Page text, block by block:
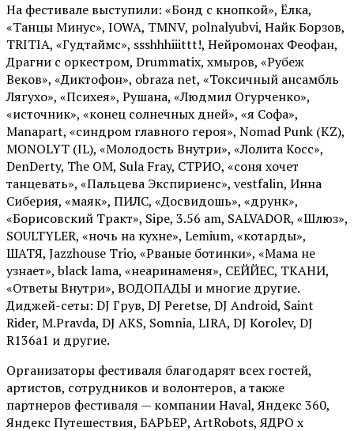
На фестивале выступили: «Бонд с кнопкой», Ёлка,
«Танцы Минус», IOWA, TMNV, polnalyubvi, Найк Борзов,
TRITIA, «Гудтаймс», ssshhhiiittt!, Нейромонах Феофан,
Драгни с оркестром, Drummatix, хмыров, «Рубеж
Веков», «Диктофон», obraza net, «Токсичный ансамбль
Лягухо», «Психея», Рушана, «Людмил Огурченко»,
«источник», «конец солнечных дней», «я Софа»,
Manapart, «синдром главного героя», Nomad Punk (KZ),
MONOLYT (IL), «Молодость Внутри», «Лолита Косс»,
DenDerty, The OM, Sula Fray, СТРИО, «соня хочет
танцевать», «Пальцева Экспириенс», vestfalin, Инна
Сиберия, «маяк», ПИЛС, «Досвидошь», «друнк»,
«Борисовский Тракт», Sipe, 3.56 am, SALVADOR, «Шлюз»,
SOULTYLER, «ночь на кухне», Lemium, «котарды»,
ШАТЯ, Jazzhouse Trio, «Рваные ботинки», «Мама не
узнает», black lama, «неаринаменя», СЕЙЙЕС, ТКАНИ,
«Ответы Внутри», ВОДОПАДЫ и многие другие.
Диджей-сеты: DJ Грув, DJ Peretse, DJ Android, Saint
Rider, М.Pravda, DJ AKS, Somnia, LIRA, DJ Korolev, DJ
R136a1 и другие.
Организаторы фестиваля благодарят всех гостей,
артистов, сотрудников и волонтеров, а также
партнеров фестиваля — компании Haval, Яндекс 360,
Яндекс Путешествия, БАРЬЕР, ArtRobots, ЯДРО х